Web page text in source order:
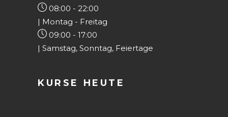
08:00 - 22:00
| Montag - Freitag
09:00 - 17:00
| Samstag, Sonntag, Feiertage
KURSE HEUTE